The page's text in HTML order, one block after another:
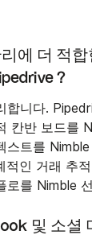
에 더 적합
?
합니다.
칸반 보드를
스트를
적인 거래 추
로를 Nimble
및 소셜